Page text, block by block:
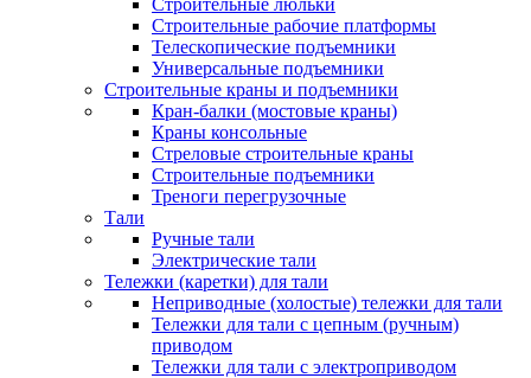
Строительные люльки
Строительные рабочие платформы
Телескопические подъемники
Универсальные подъемники
Строительные краны и подъемники
Кран-балки (мостовые краны)
Краны консольные
Стреловые строительные краны
Строительные подъемники
Треноги перегрузочные
Тали
Ручные тали
Электрические тали
Тележки (каретки) для тали
Неприводные (холостые) тележки для тали
Тележки для тали с цепным (ручным)
приводом
Тележки для тали с электроприводом